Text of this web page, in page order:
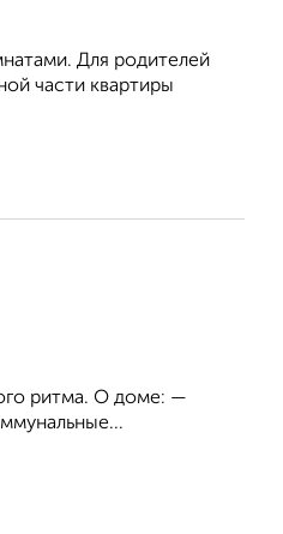
Для родителей
части квартиры
ритма. О доме: —